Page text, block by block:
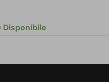
Disponibile